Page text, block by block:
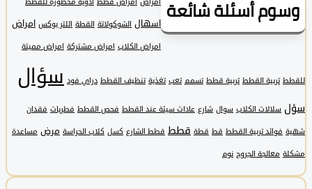
أسئلة شائعة اسهال الشوكولاتة القطة اللتر بوكس امراض
امراض الكلاب امراض مشتركة امراض مميتة
تربية القطط تربية قطط تسمم تعب تغذية تنظيف القطط دراي فود سؤال
سلالات الكلاب سوال شارع عادات سيئة عند القطط فحص القطط فطريات فقدان
فوائد تربية القطط قط قطة قطط قطط الشارع كسل كلاب الحراسة مرض مساعدة
معالجة الجروح نوم